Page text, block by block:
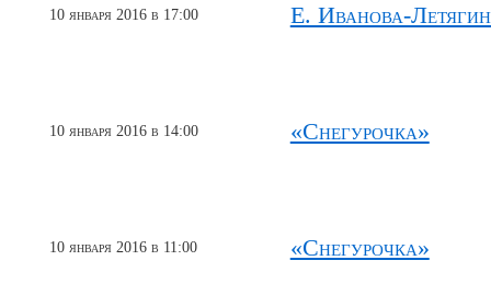
10 января 2016 в 17:00 Е. Иванова-
10 января 2016 в 14:00 «Снегурочка»
10 января 2016 в 11:00 «Снегурочка»